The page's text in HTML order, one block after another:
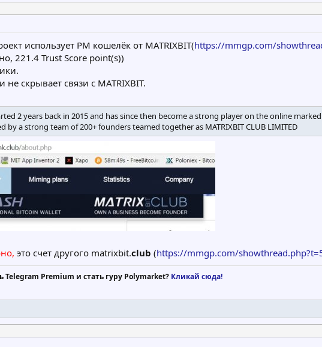
использует PM кошелёк от MATRIXBIT(https://mmgp.com/
221.4 Trust Score point(s))
скрывает связи с MATRIXBIT.
2 years back in 2015 and has since then become a strong player on the online
by a strong team of 200+ founders teamed together as MATRIXBIT CLUB LIMITED
это счет другого matrixbit.club (https://mmgp.com/
Premium и стать гуру Polymarket? Кликай сюда!